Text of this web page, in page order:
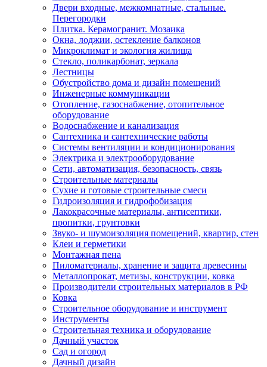
Двери входные, межкомнатные, стальные.
Перегородки
Плитка. Керамогранит. Мозаика
Окна, лоджии, остекление балконов
Микроклимат и экология жилища
Стекло, поликарбонат, зеркала
Лестницы
Обустройство дома и дизайн помещений
Инженерные коммуникации
Отопление, газоснабжение, отопительное
оборудование
Водоснабжение и канализация
Сантехника и сантехнические работы
Системы вентиляции и кондиционирования
Электрика и электрооборудование
Сети, автоматизация, безопасность, связь
Строительные материалы
Сухие и готовые строительные смеси
Гидроизоляция и гидрофобизация
Лакокрасочные материалы, антисептики,
пропитки, грунтовки
Звуко- и шумоизоляция помещений, квартир, стен
Клеи и герметики
Монтажная пена
Пиломатериалы, хранение и защита древесины
Металлопрокат, метизы, конструкции, ковка
Производители строительных материалов в РФ
Ковка
Строительное оборудование и инструмент
Инструменты
Строительная техника и оборудование
Дачный участок
Сад и огород
Дачный дизайн